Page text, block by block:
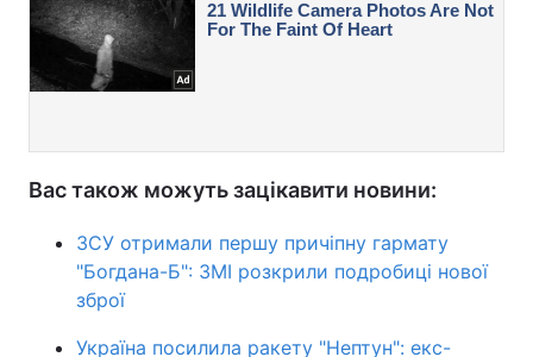
Вас також можуть зацікавити новини:
ЗСУ отримали першу причіпну гармату
"Богдана-Б": ЗМІ розкрили подробиці нової
зброї
Україна посилила ракету "Нептун": екс-